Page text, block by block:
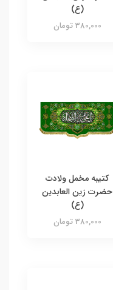
(ع)
380,000 تومان
کتیبه مخمل ولادت
حضرت زین العابدین
(ع)
380,000 تومان